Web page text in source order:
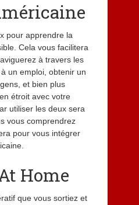
pour apprendre la
Cela vous facilitera
à travers les
un emploi, obtenir un
et bien plus
étroit avec votre
utiliser les deux sera
vous comprendrez
pour vous intégrer
Home
que vous sortiez et